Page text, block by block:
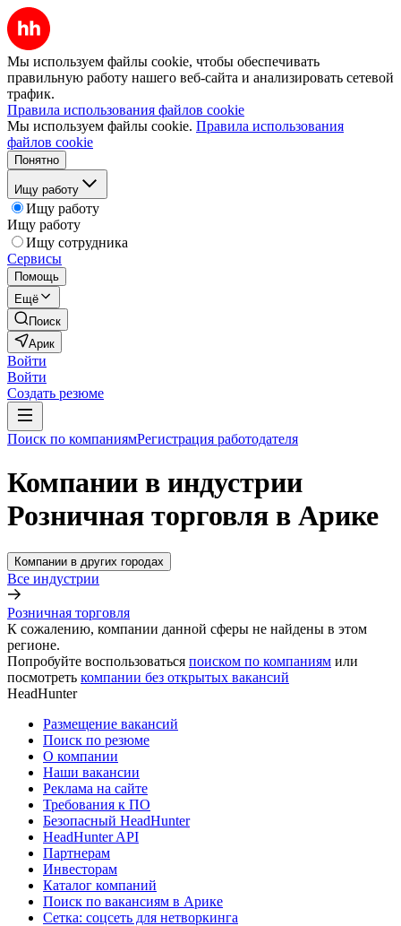
Мы используем файлы cookie, чтобы обеспечивать
правильную работу нашего веб-сайта и анализировать сетевой
трафик.
Правила использования файлов cookie
Мы используем файлы cookie. Правила использования
файлов cookie
Понятно
Ищу работу
Ищу работу
Ищу работу
Ищу сотрудника
Сервисы
Помощь
Ещё
Поиск
Арик
Войти
Войти
Создать резюме
Поиск по компаниямРегистрация работодателя
Компании в индустрии
Розничная торговля в Арике
Компании в других городах
Все индустрии
Розничная торговля
К сожалению, компании данной сферы не найдены в этом
регионе.
Попробуйте воспользоваться поиском по компаниям или
посмотреть компании без открытых вакансий
HeadHunter
Размещение вакансий
Поиск по резюме
О компании
Наши вакансии
Реклама на сайте
Требования к ПО
Безопасный HeadHunter
HeadHunter API
Партнерам
Инвесторам
Каталог компаний
Поиск по вакансиям в Арике
Сетка: соцсеть для нетворкинга